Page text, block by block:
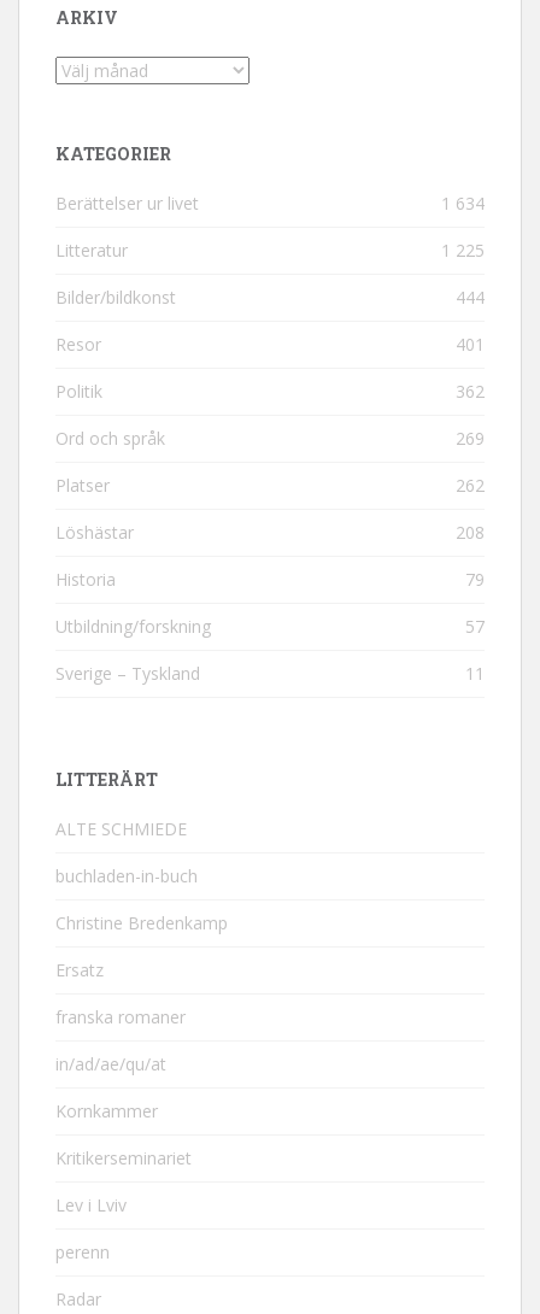
ARKIV
Arkiv
KATEGORIER
Berättelser ur livet 1 634
Litteratur 1 225
Bilder/bildkonst 444
Resor 401
Politik 362
Ord och språk 269
Platser 262
Löshästar 208
Historia 79
Utbildning/forskning 57
Sverige – Tyskland 11
LITTERÄRT
ALTE SCHMIEDE
buchladen-in-buch
Christine Bredenkamp
Ersatz
franska romaner
in/ad/ae/qu/at
Kornkammer
Kritikerseminariet
Lev i Lviv
perenn
Radar